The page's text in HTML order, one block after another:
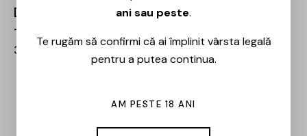
Domeniile Panciu – Riserva Băbească Neagră
– 0.75L
36,00 lei
ani sau peste.
Te rugăm să confirmi că ai împlinit vârsta legală
pentru a putea continua.
AM PESTE 18 ANI